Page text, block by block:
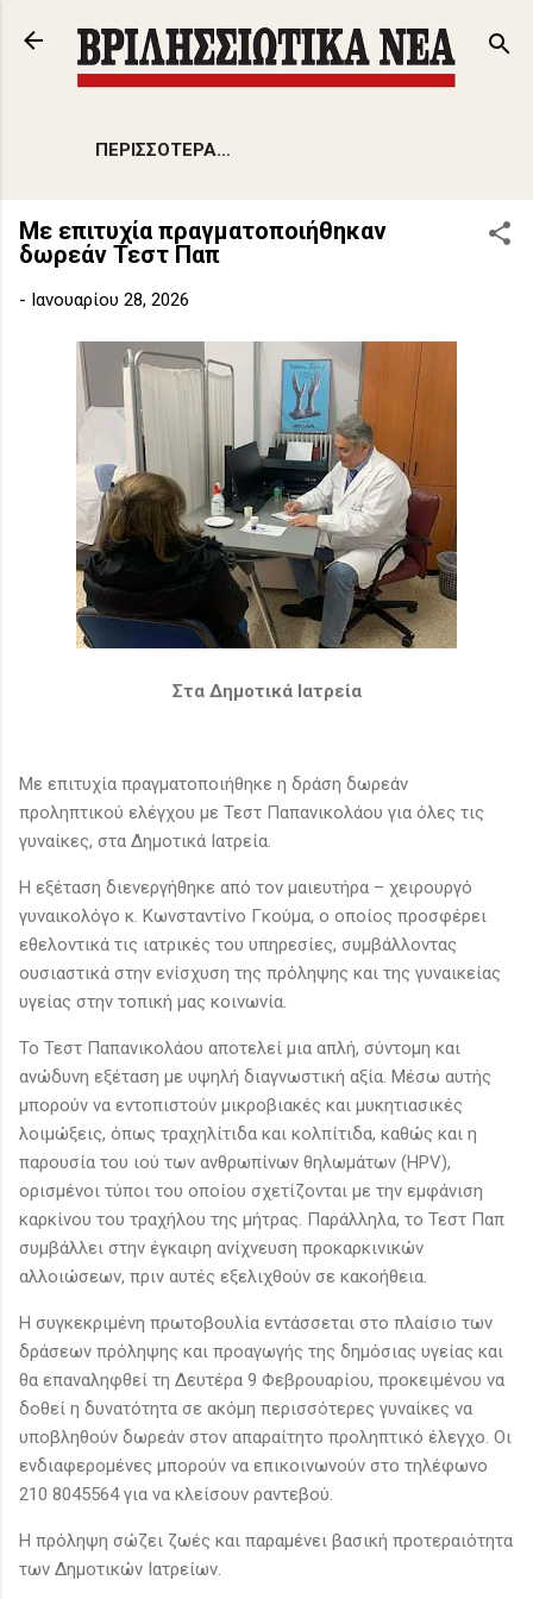
Μετάβαση στο κύριο περιεχόμενο
ΠΕΡΙΣΣΌΤΕΡΑ…
Με επιτυχία πραγματοποιήθηκαν
δωρεάν Τεστ Παπ
- Ιανουαρίου 28, 2026
Στα Δημοτικά Ιατρεία
Με επιτυχία πραγματοποιήθηκε η δράση δωρεάν
προληπτικού ελέγχου με Τεστ Παπανικολάου για όλες τις
γυναίκες, στα Δημοτικά Ιατρεία.
Η εξέταση διενεργήθηκε από τον μαιευτήρα – χειρουργό
γυναικολόγο κ. Κωνσταντίνο Γκούμα, ο οποίος προσφέρει
εθελοντικά τις ιατρικές του υπηρεσίες, συμβάλλοντας
ουσιαστικά στην ενίσχυση της πρόληψης και της γυναικείας
υγείας στην τοπική μας κοινωνία.
Το Τεστ Παπανικολάου αποτελεί μια απλή, σύντομη και
ανώδυνη εξέταση με υψηλή διαγνωστική αξία. Μέσω αυτής
μπορούν να εντοπιστούν μικροβιακές και μυκητιασικές
λοιμώξεις, όπως τραχηλίτιδα και κολπίτιδα, καθώς και η
παρουσία του ιού των ανθρωπίνων θηλωμάτων (HPV),
ορισμένοι τύποι του οποίου σχετίζονται με την εμφάνιση
καρκίνου του τραχήλου της μήτρας. Παράλληλα, το Τεστ Παπ
συμβάλλει στην έγκαιρη ανίχνευση προκαρκινικών
αλλοιώσεων, πριν αυτές εξελιχθούν σε κακοήθεια.
Η συγκεκριμένη πρωτοβουλία εντάσσεται στο πλαίσιο των
δράσεων πρόληψης και προαγωγής της δημόσιας υγείας και
θα επαναληφθεί τη Δευτέρα 9 Φεβρουαρίου, προκειμένου να
δοθεί η δυνατότητα σε ακόμη περισσότερες γυναίκες να
υποβληθούν δωρεάν στον απαραίτητο προληπτικό έλεγχο. Οι
ενδιαφερομένες μπορούν να επικοινωνούν στο τηλέφωνο
210 8045564 για να κλείσουν ραντεβού.
Η πρόληψη σώζει ζωές και παραμένει βασική προτεραιότητα
των Δημοτικών Ιατρείων.